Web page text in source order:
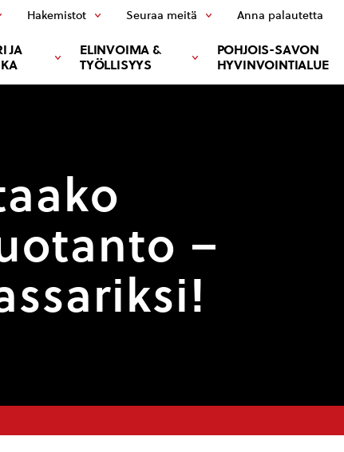
JA
ELINVOIMA &
TYÖLLISYYS
POHJOIS-SAVON
HYVINVOINTIALUE
Hakemistot Seuraa meitä Anna palautetta
–